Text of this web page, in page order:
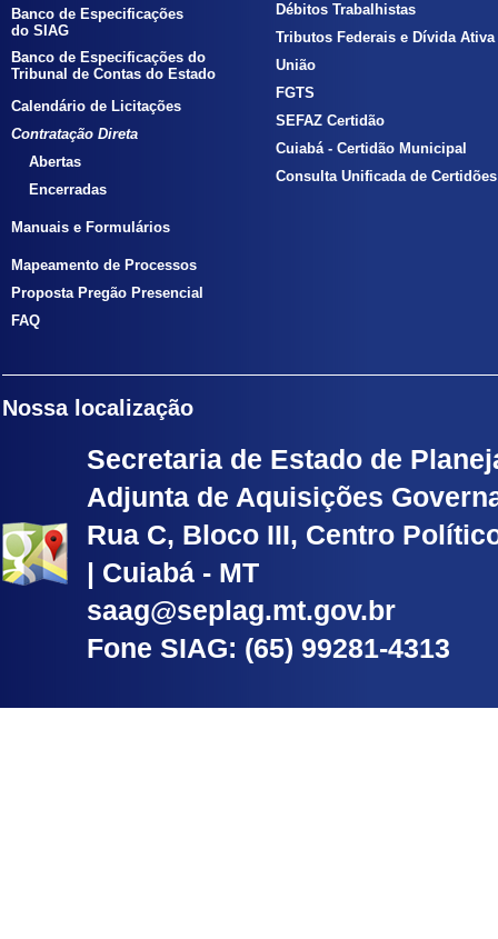
Banco de Especificações
do SIAG
Banco de Especificações do
Tribunal de Contas do Estado
Calendário de Licitações
Contratação Direta
Abertas
Encerradas
Manuais e Formulários
Mapeamento de Processos
Proposta Pregão Presencial
FAQ
Débitos Trabalhistas
Tributos Federais e Dívida Ativa
União
FGTS
SEFAZ Certidão
Cuiabá - Certidão Municipal
Consulta Unificada de Certidões
Nossa localização
Secretaria de Estado de
Adjunta de Aquisições
Rua C, Bloco III, Centro
| Cuiabá - MT
saag@seplag.mt.gov.br
Fone SIAG: (65) 99281-4313